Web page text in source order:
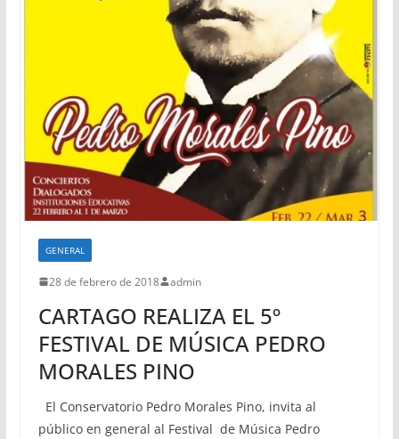
GENERAL
28 de febrero de 2018 admin
CARTAGO REALIZA EL 5º
FESTIVAL DE MÚSICA PEDRO
MORALES PINO
El Conservatorio Pedro Morales Pino, invita al
público en general al Festival de Música Pedro